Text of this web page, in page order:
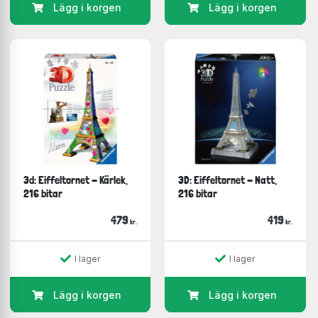
Lägg i korgen Lägg i korgen
3d: Eiffeltornet - Kärlek,
216 bitar
479 kr.
I lager
Lägg i korgen
3D: Eiffeltornet - Natt,
216 bitar
419 kr.
I lager
Lägg i korgen